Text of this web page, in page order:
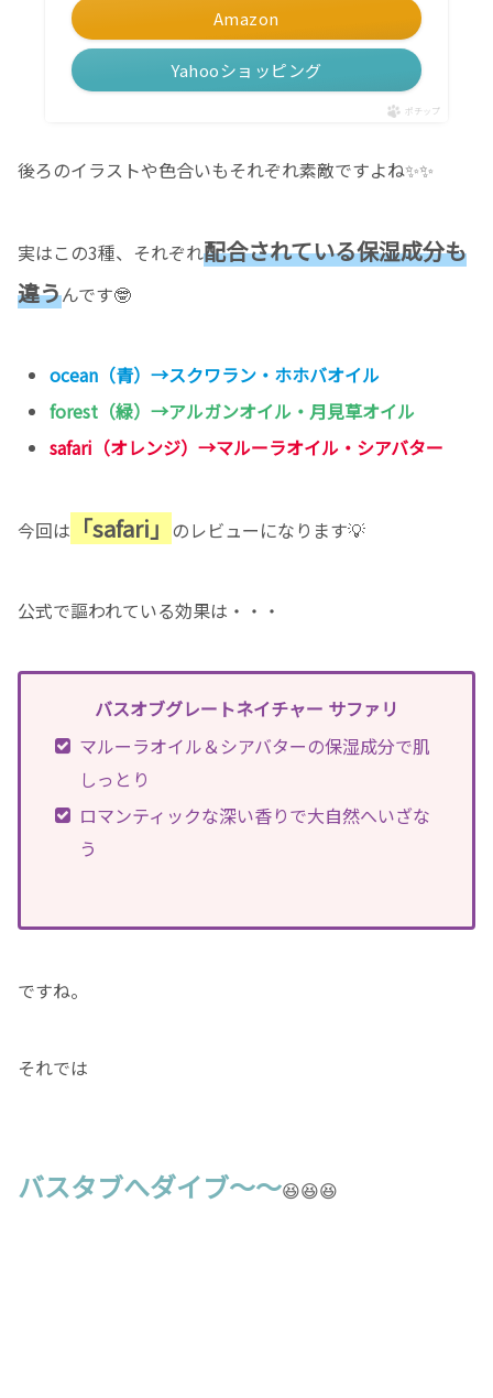
Amazon
Yahooショッピング
ポチップ
後ろのイラストや色合いもそれぞれ素敵ですよね✨✨
実はこの3種、それぞれ配合されている保湿成分も
違うんです🤓
ocean （青）→スクワラン・ホホバオイル
forest （緑）→アルガンオイル・月見草オイル
safari （オレンジ）→マルーラオイル・シアバター
今回は 「safari」 のレビューになります💡
公式で謳われている効果は・・・
バスオブグレートネイチャー サファリ
マルーラオイル＆シアバターの保湿成分で肌
しっとり
ロマンティックな深い香りで大自然へいざな
う
ですね。
それでは
バスタブへダイブ〜〜😆😆😆